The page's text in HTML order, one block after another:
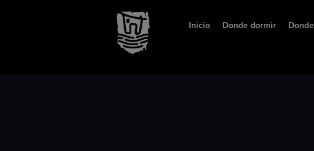
Inicio Donde dormir